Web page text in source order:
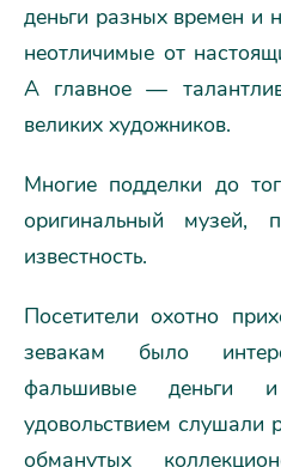
деньги разных времен и
неотличимые от
А главное —
великих художников.
Многие подделки до
оригинальный музей,
известность.
Посетители охотно
зевакам было
фальшивые
удовольствием слушали
обманутых